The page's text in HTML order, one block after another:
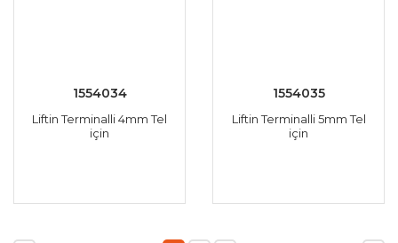
1554034
Liftin Terminalli 4mm Tel
için
1554035
Liftin Terminalli 5mm Tel
için